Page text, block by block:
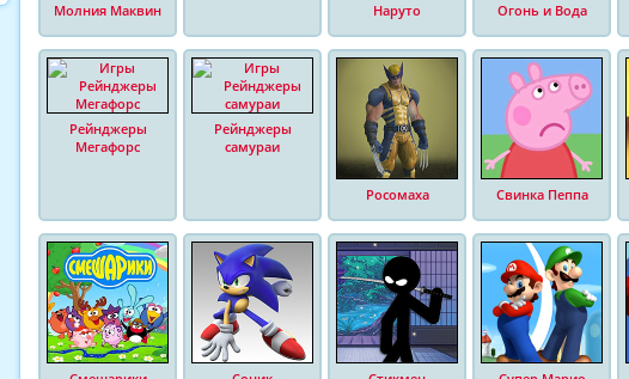
Молния Маквин Наруто Огонь и Вода
Рейнджеры
Мегафорс
Рейнджеры
самураи
Росомаха Свинка Пеппа